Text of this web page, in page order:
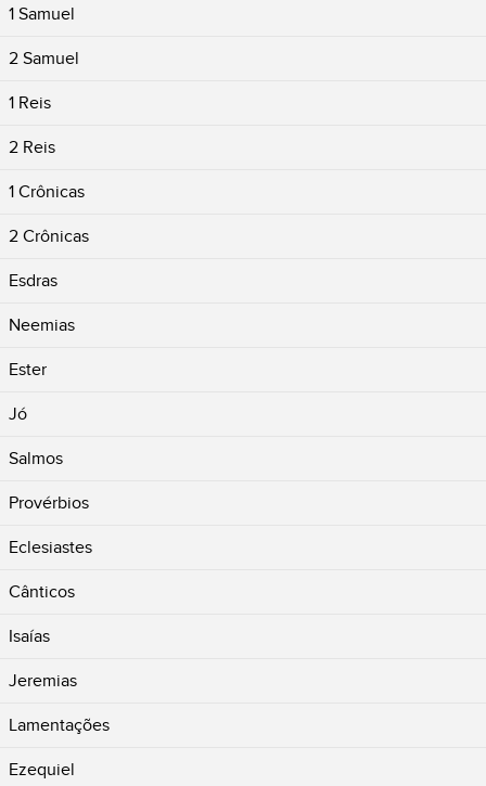
1 Samuel
2 Samuel
1 Reis
2 Reis
1 Crônicas
2 Crônicas
Esdras
Neemias
Ester
Jó
Salmos
Provérbios
Eclesiastes
Cânticos
Isaías
Jeremias
Lamentações
Ezequiel